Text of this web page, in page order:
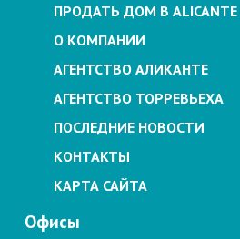
ПРОДАТЬ ДОМ В ALICANTE
О КОМПАНИИ
АГЕНТСТВО АЛИКАНТЕ
АГЕНТСТВО ТОРРЕВЬЕХА
ПОСЛЕДНИЕ НОВОСТИ
КОНТАКТЫ
КАРТА САЙТА
Офисы